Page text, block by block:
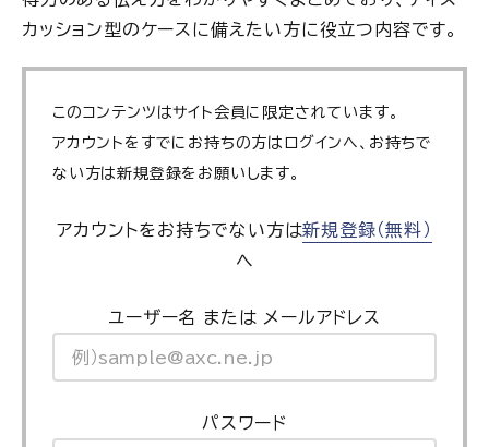
カッション型のケースに備えたい方に役立つ内容です。
このコンテンツはサイト会員に限定されています。
アカウントをすでにお持ちの方はログインへ、お持ちで
ない方は新規登録をお願いします。
アカウントをお持ちでない方は新規登録（無料）
へ
ユーザー名 または メールアドレス
パスワード